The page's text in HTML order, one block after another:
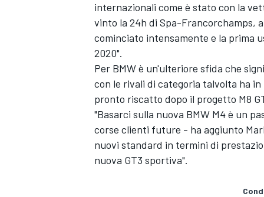
internazionali come è stato con la
vinto la 24h di Spa-Francorchamps,
cominciato intensamente e la prima
2020".
Per BMW è un'ulteriore sfida che
con le rivali di categoria talvolta ha
pronto riscatto dopo il progetto M8
"Basarci sulla nuova BMW M4 è un
corse clienti future - ha aggiunto
nuovi standard in termini di
nuova GT3 sportiva".